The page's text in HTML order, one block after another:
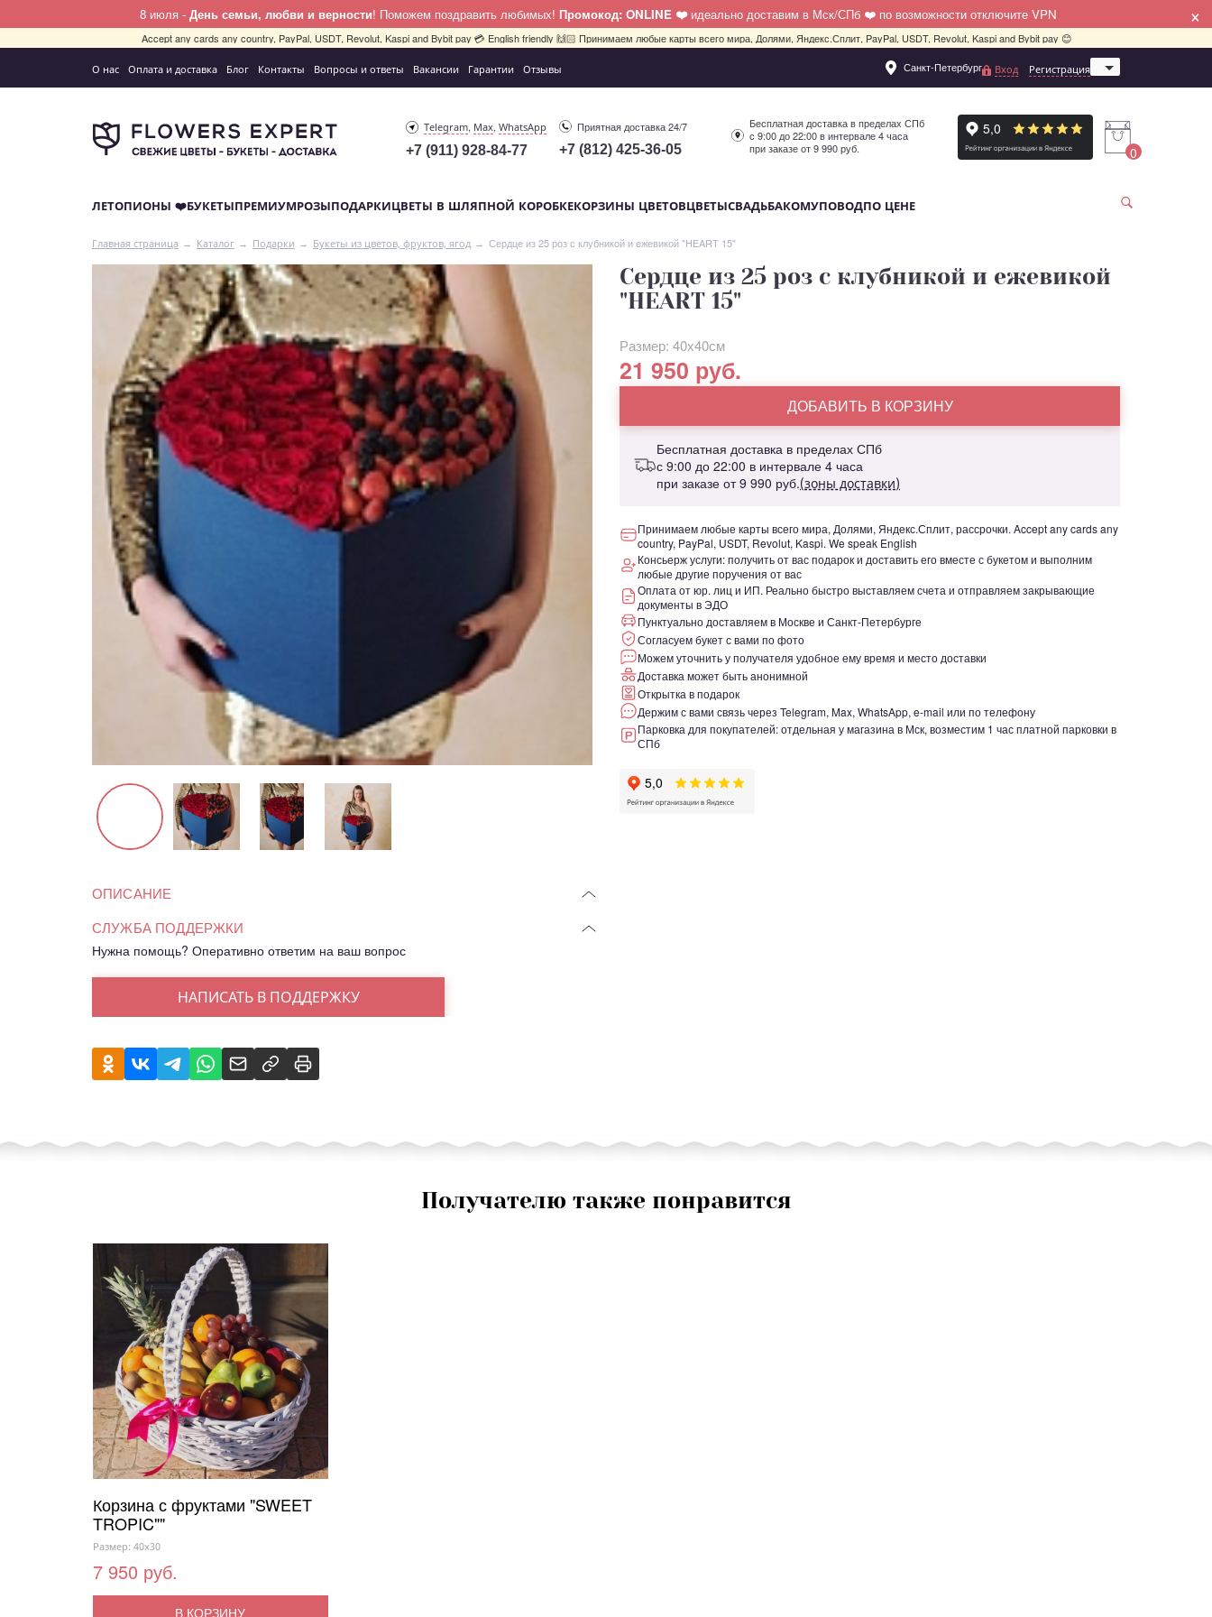
8 июля - День семьи, любви и верности! Поможем поздравить любимых! Промокод: ONLINE ❤️ идеально доставим в Мск/СПб ❤️ по возможности отключите VPN ×
Accept any cards any country, PayPal, USDT, Revolut, Kaspi and Bybit pay 💳 English friendly 🙌🏻 Принимаем любые карты всего мира, Долями, Яндекс.Сплит, PayPal, USDT, Revolut, Kaspi and Bybit pay 😊
О нас Оплата и доставка Блог Контакты Вопросы и ответы Вакансии Гарантии Отзывы Санкт-Петербург
Москва
Вход Регистрация
Telegram, Max,WhatsApp
+7 (911) 928-84-77
Приятная доставка 24/7
+7 (812) 425-36-05
Бесплатная доставка в пределах СПб
с 9:00 до 22:00 в интервале 4 часа
при заказе от 9 990 руб.
0
ЛЕТОПИОНЫ ❤️БУКЕТЫПРЕМИУМРОЗЫПОДАРКИЦВЕТЫ В ШЛЯПНОЙ КОРОБКЕКОРЗИНЫ ЦВЕТОВЦВЕТЫСВАДЬБАКОМУПОВОДПО ЦЕНЕ
Главная страница Каталог Подарки Букеты из цветов, фруктов, ягод Сердце из 25 роз с клубникой и ежевикой "HEART 15"
Сердце из 25 роз с клубникой и ежевикой
"HEART 15"
Размер: 40х40см
21 950 руб.
ДОБАВИТЬ В КОРЗИНУ
Бесплатная доставка в пределах СПб
с 9:00 до 22:00 в интервале 4 часа
при заказе от9 990 руб.(зоны доставки)
Принимаем любые карты всего мира, Долями, Яндекс.Сплит, рассрочки. Accept any cards any
country, PayPal, USDT, Revolut, Kaspi. We speak English
Консьерж услуги: получить от вас подарок и доставить его вместе с букетом и выполним
любые другие поручения от вас
Оплата от юр. лиц и ИП. Реально быстро выставляем счета и отправляем закрывающие
документы в ЭДО
Пунктуально доставляем в Москве и Санкт-Петербурге
Согласуем букет с вами по фото
Можем уточнить у получателя удобное ему время и место доставки
Доставка может быть анонимной
Открытка в подарок
Держим с вами связь через Telegram, Max, WhatsApp, e-mail или по телефону
Парковка для покупателей: отдельная у магазина в Мск, возместим 1 час платной парковки в
СПб
ОПИСАНИЕ
СЛУЖБА ПОДДЕРЖКИ
Нужна помощь? Оперативно ответим на ваш вопрос
НАПИСАТЬ В ПОДДЕРЖКУ
Получателю также понравится
Корзина с фруктами "SWEET
TROPIC""
Размер: 40x30
7 950 руб.
В КОРЗИНУ